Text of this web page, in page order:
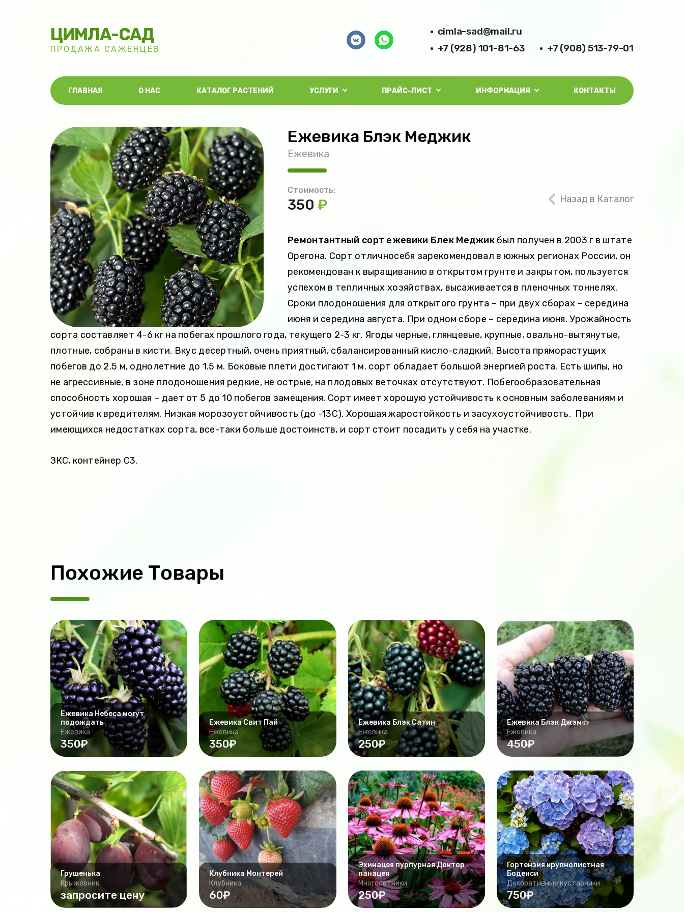
ЦИМЛА-САД
ПРОДАЖА САЖЕНЦЕВ
cimla-sad@mail.ru
+7 (928) 101-81-63
+7 (908) 513-79-01
ГЛАВНАЯ О НАС КАТАЛОГ РАСТЕНИЙ УСЛУГИ ПРАЙС-ЛИСТ ИНФОРМАЦИЯ КОНТАКТЫ
Ежевика Блэк Меджик
Ежевика
Стоимость:
350 ₽ Назад в Каталог
Ремонтантный сорт ежевики Блек Меджик был получен в 2003 г в штате
Орегона. Сорт отличносебя зарекомендовал в южных регионах России, он
рекомендован к выращиванию в открытом грунте и закрытом, пользуется
успехом в тепличных хозяйствах, высаживается в пленочных тоннелях.
Сроки плодоношения для открытого грунта – при двух сборах – середина
июня и середина августа. При одном сборе – середина июня. Урожайность
сорта составляет 4-6 кг на побегах прошлого года, текущего 2-3 кг. Ягоды черные, глянцевые, крупные, овально-вытянутые,
плотные, собраны в кисти. Вкус десертный, очень приятный, сбалансированный кисло-сладкий. Высота пряморастущих
побегов до 2.5 м, однолетние до 1.5 м. Боковые плети достигают 1 м. сорт обладает большой энергией роста. Есть шипы, но
не агрессивные, в зоне плодоношения редкие, не острые, на плодовых веточках отсутствуют. Побегообразовательная
способность хорошая – дает от 5 до 10 побегов замещения. Сорт имеет хорошую устойчивость к основным заболеваниям и
устойчив к вредителям. Низкая морозоустойчивость (до -13С). Хорошая жаростойкость и засухоустойчивость. При
имеющихся недостатках сорта, все-таки больше достоинств, и сорт стоит посадить у себя на участке.
ЗКС, контейнер С3.
Похожие Товары
Ежевика Небеса могут
подождать
Ежевика
350₽
Ежевика Свит Пай
Ежевика
350₽
Ежевика Блэк Сатин
Ежевика
250₽
Ежевика Блэк Джэм👍
Ежевика
450₽
Грушенька
Крыжовник
запросите цену
Клубника Монтерей
Клубника
60₽
Эхинацея пурпурная Доктор
панацея
Многолетники
250₽
Гортензия крупнолистная
Боденси
Декоративные кустарники
750₽